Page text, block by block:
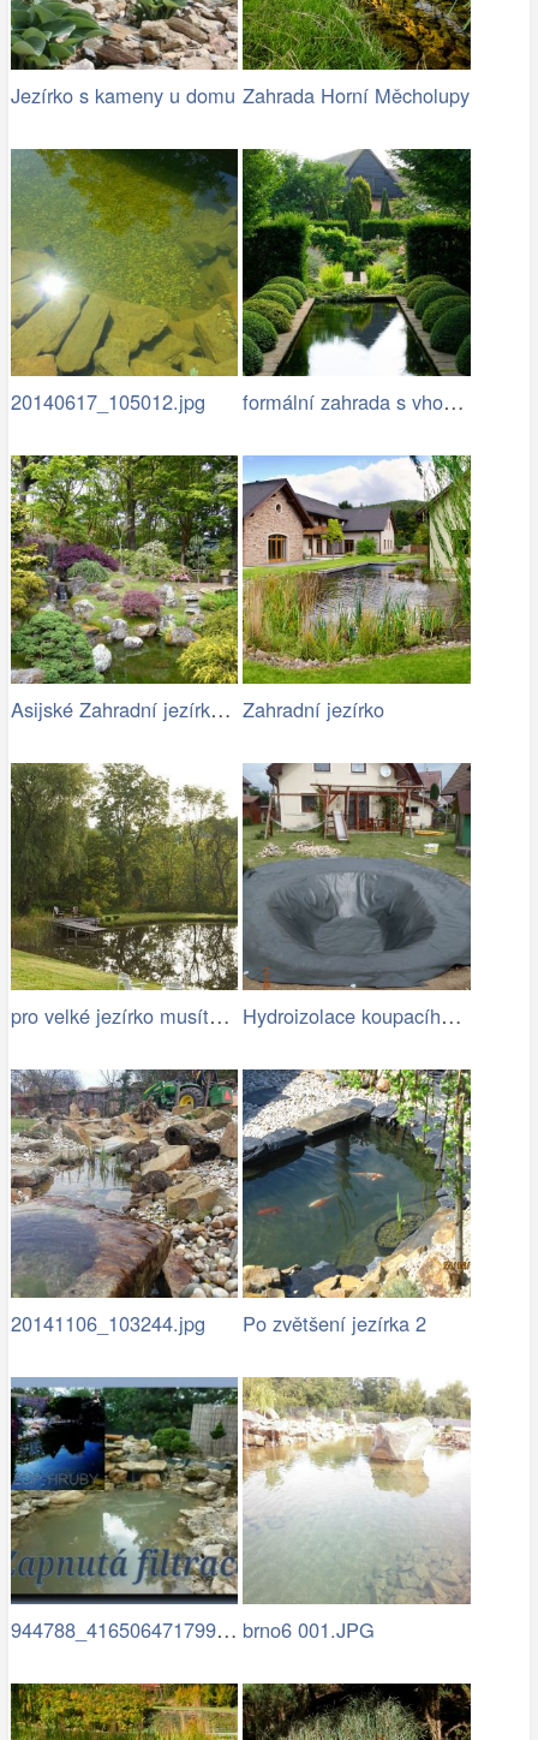
Jezírko s kameny u domu Zahrada Horní Měcholupy
20140617_105012.jpg formální zahrada s vhodně zvoleným…
Asijské Zahradní jezírko s kameny Zahradní jezírko
pro velké jezírko musíte mít dost místa Hydroizolace koupacího jezírka
20141106_103244.jpg Po zvětšení jezírka 2
944788_416506471799940_187814829_n (1)… brno6 001.JPG